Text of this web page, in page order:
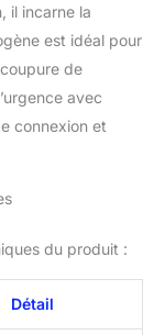
type
un
en
les
et
de
type de
400V,
il incarne la
est idéal pour
de
avec
connexion et
du produit :
Détail